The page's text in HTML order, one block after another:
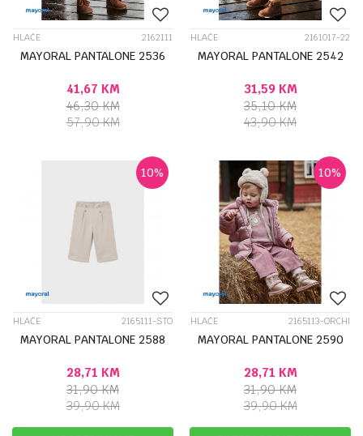
HLAČE 2162111
MAYORAL PANTALONE 2536
41,67 KM
46,30KM
57,90KM
HLAČE 2161017-22
MAYORAL PANTALONE 2542
31,59 KM
35,10KM
43,90KM
10%
HLAČE 2165111-STO
MAYORAL PANTALONE 2588
28,71 KM
31,90KM
39,90KM
10%
HLAČE 2165113-ORCHI
MAYORAL PANTALONE 2590
28,71 KM
31,90KM
39,90KM